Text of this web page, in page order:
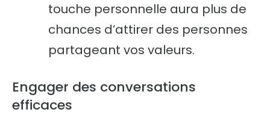
touche personnelle aura plus de
chances d’attirer des personnes
partageant vos valeurs.
Engager des conversations
efficaces